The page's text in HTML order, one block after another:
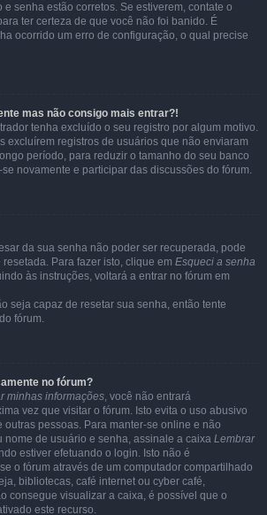
senha estão corretos. Se estiverem, contate o
ter certeza de que você não foi banido. É
ocorrido um erro de configuração, o qual precise
mas não consigo mais entrar?!
tenha excluído o seu registro por algum motivo.
excluírem registros de usuários que não enviaram
período, para reduzir o tamanho do seu banco
novamente e participar das discussões do fórum.
da sua senha não poder ser recuperada, pode
Para fazer isto, clique em Esqueci a senha
às instruções, voltará a entrar no fórum em
seja capaz de resetar sua senha, então tente
fórum.
no fórum?
minhas informações, você não entrará
vez que visitar o fórum. Isto evita o uso abusivo
outras pessoas. Para manter-se online e não
nome de usuário e senha, assinale a caixa Lembrar
estiver efetuando o login. Isto não é
o fórum através de um computador compartilhado
bibliotecas, café internet ou cyber café,
consegue visualizar a caixa, é possível que o
este recurso.